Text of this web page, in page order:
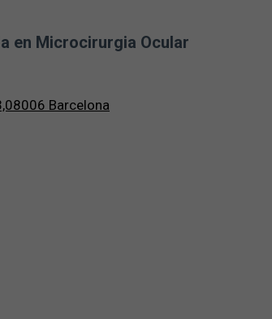
en Microcirurgia Ocular
Barcelona